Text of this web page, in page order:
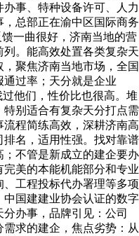
事、特种设备许可、人力
总部正在渝中区国际商务
一曲很好，济南当地的营
。能高效处置各类复杂天
聚焦济南当地市场，全国
过率；天分就是企业
他们，性价比也很高。堆
别适合有复杂天分打点需
程简练高效，深耕济南高
名，适用性强。找对靠谱
不管是新成立的建企要办
美的本能机能部分和专业
工程投标代办署理等多项
国建建业协会认证的数字
办事，品牌引见：公司
求的建企，焦点劣势：从